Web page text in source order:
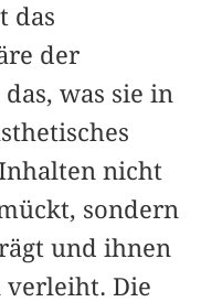
das
der
was sie in
nicht
sondern
und ihnen
verleiht. Die